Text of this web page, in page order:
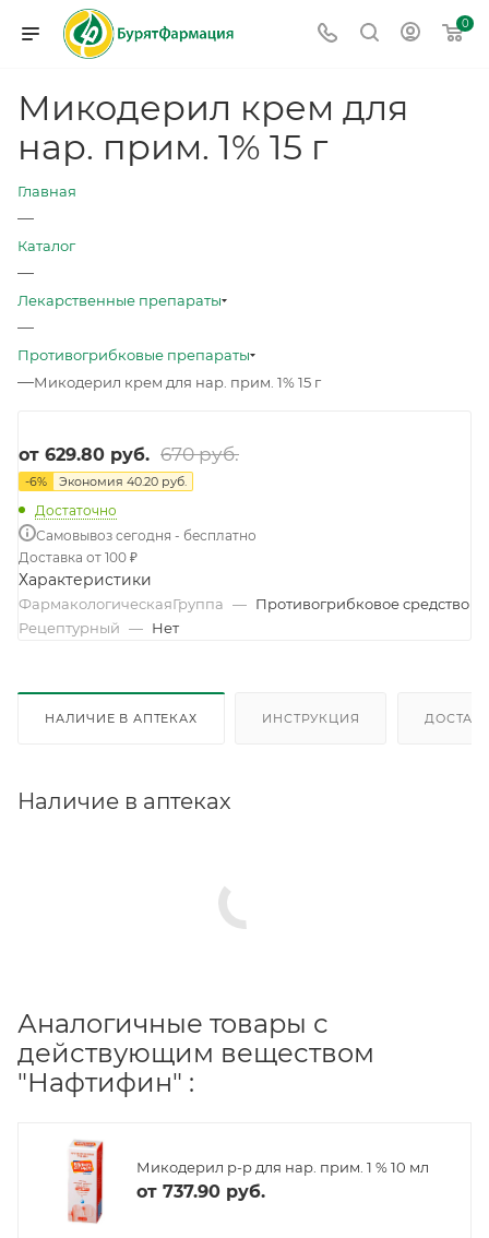
0
Микодерил крем для
нар. прим. 1% 15 г
Главная
—
Каталог
—
Лекарственные препараты
—
Противогрибковые препараты
—Микодерил крем для нар. прим. 1% 15 г
от 629.80 руб. 670 руб.
-6% Экономия 40.20 руб.
Достаточно
Самовывоз сегодня - бесплатно
Доставка от 100 ₽
Характеристики
ФармакологическаяГруппа — Противогрибковое средство
Рецептурный — Нет
НАЛИЧИЕ В АПТЕКАХ ИНСТРУКЦИЯ
Наличие в аптеках
Аналогичные товары с
действующим веществом
"Нафтифин" :
Микодерил р-р для нар. прим. 1 % 10 мл
от 737.90 руб.